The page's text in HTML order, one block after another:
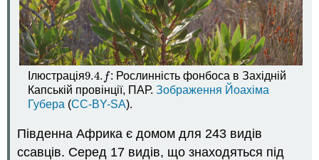
Ілюстрація9.4. f
9.4. f : Рослинність фонбоса в Західній
Капській провінції, ПАР.Зображення Йоахіма
Губера (CC-BY-SA).
Південна Африка є домом для 243 видів
ссавців. Серед 17 видів, що знаходяться під